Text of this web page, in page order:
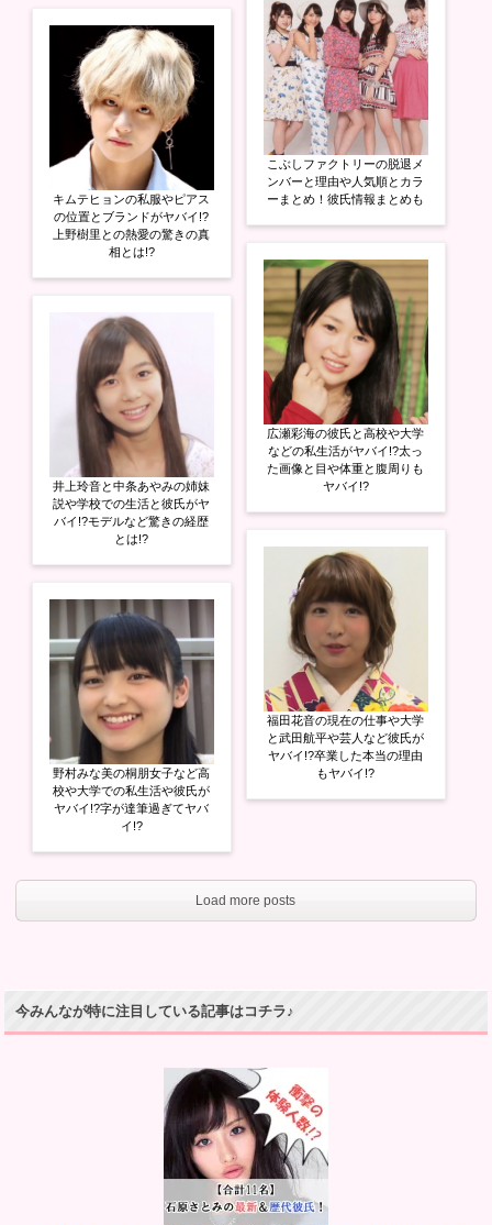
キムテヒョンの私服やピアス
の位置とブランドがヤバイ!?
上野樹里との熱愛の驚きの真
相とは!?
井上玲音と中条あやみの姉妹
説や学校での生活と彼氏がヤ
バイ!?モデルなど驚きの経歴
とは!?
野村みな美の桐朋女子など高
校や大学での私生活や彼氏が
ヤバイ!?字が達筆過ぎてヤバ
イ!?
こぶしファクトリーの脱退メ
ンバーと理由や人気順とカラ
ーまとめ！彼氏情報まとめも
広瀬彩海の彼氏と高校や大学
などの私生活がヤバイ!?太っ
た画像と目や体重と腹周りも
ヤバイ!?
福田花音の現在の仕事や大学
と武田航平や芸人など彼氏が
ヤバイ!?卒業した本当の理由
もヤバイ!?
Load more posts
今みんなが特に注目している記事はコチラ♪